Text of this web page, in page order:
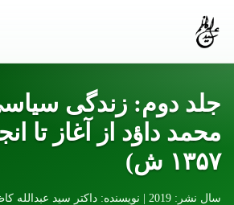
جلد دوم: زندگی
۱۳۵۷ ش)
سال نشر: 2019 | نویسنده: داکتر سید عبدالله کاظم